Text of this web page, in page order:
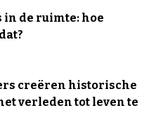
in de ruimte: hoe
creëren historische
verleden tot leven te